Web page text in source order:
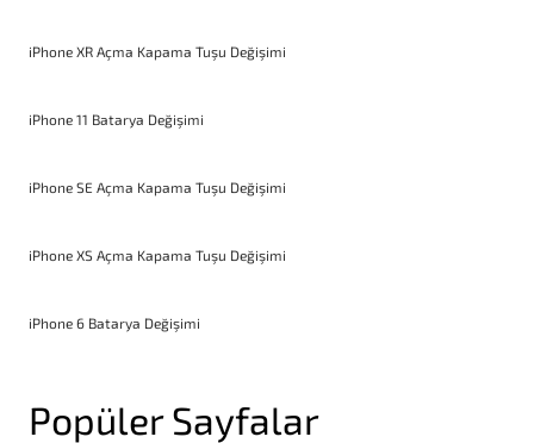
iPhone XR Açma Kapama Tuşu Değişimi
iPhone 11 Batarya Değişimi
iPhone SE Açma Kapama Tuşu Değişimi
iPhone XS Açma Kapama Tuşu Değişimi
iPhone 6 Batarya Değişimi
Popüler Sayfalar